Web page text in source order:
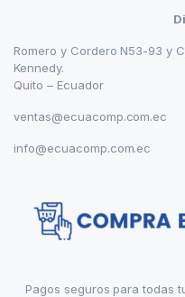
Romero y Cordero N53-93 y
Kennedy.
Quito – Ecuador
ventas@ecuacomp.com.ec
info@ecuacomp.com.ec
Pagos seguros para todas